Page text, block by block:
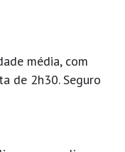
média, com
de 2h30. Seguro